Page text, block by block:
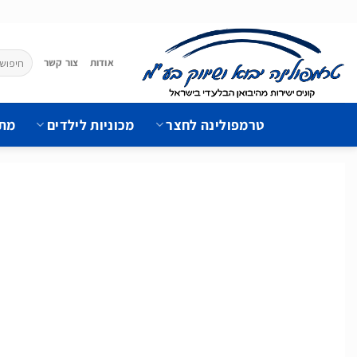
content
אודות צור קשר
חיפוש
עבור:
טרמפולינה לחצר מכוניות לילדים